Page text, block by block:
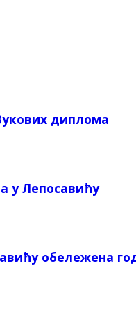
диплома
у Лепосавићу
обележена